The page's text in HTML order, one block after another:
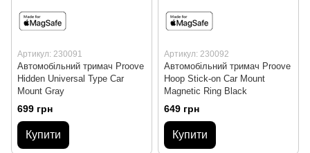
Артикул: 230091
Автомобільний тримач Proove
Hidden Universal Type Car
Mount Gray
699 грн
Купити
Артикул: 230092
Автомобільний тримач Proove
Hoop Stick-on Car Mount
Magnetic Ring Black
649 грн
Купити